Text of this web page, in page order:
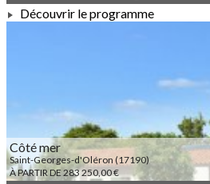
Découvrir le programme
Côté mer
Saint-Georges-d'Oléron (17190)
À PARTIR DE 283 250,00 €